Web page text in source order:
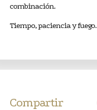
combinación.
Tiempo, paciencia y fuego.
Compartir